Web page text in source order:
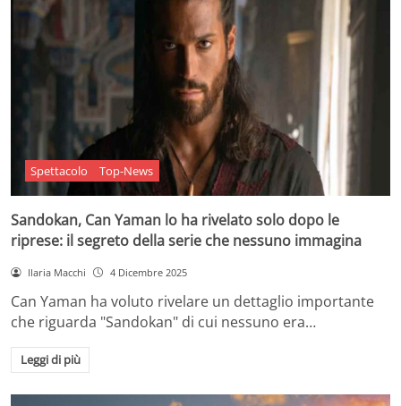
Spettacolo Top-News
Sandokan, Can Yaman lo ha rivelato solo dopo le
riprese: il segreto della serie che nessuno immagina
Ilaria Macchi 4 Dicembre 2025
Can Yaman ha voluto rivelare un dettaglio importante
che riguarda "Sandokan" di cui nessuno era…
Leggi di più